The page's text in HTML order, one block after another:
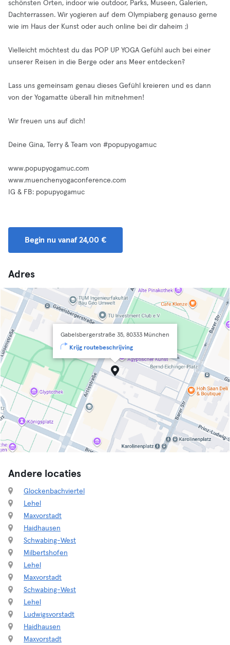
schönsten Orten, indoor wie outdoor, Parks, Museen, Galerien,
Dachterrassen. Wir yogieren auf dem Olympiaberg genauso gerne
wie im Haus der Kunst oder auch online bei dir daheim ;)
Vielleicht möchtest du das POP UP YOGA Gefühl auch bei einer
unserer Reisen in die Berge oder ans Meer entdecken?
Lass uns gemeinsam genau dieses Gefühl kreieren und es dann
von der Yogamatte überall hin mitnehmen!
Wir freuen uns auf dich!
Deine Gina, Terry & Team von #popupyogamuc
www.popupyogamuc.com
www.muenchenyogaconference.com
IG & FB: popupyogamuc
Begin nu vanaf 24,00 €
Adres
Gabelsbergerstraße 35, 80333 München
Krijg routebeschrijving
Andere locaties
Glockenbachviertel
Lehel
Maxvorstadt
Haidhausen
Schwabing-West
Milbertshofen
Lehel
Maxvorstadt
Schwabing-West
Lehel
Ludwigsvorstadt
Haidhausen
Maxvorstadt